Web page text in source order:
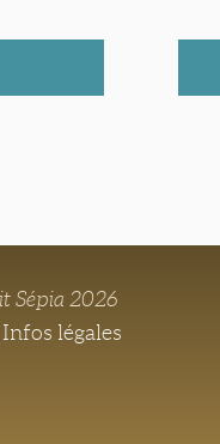
Sépia 2026
Infos légales